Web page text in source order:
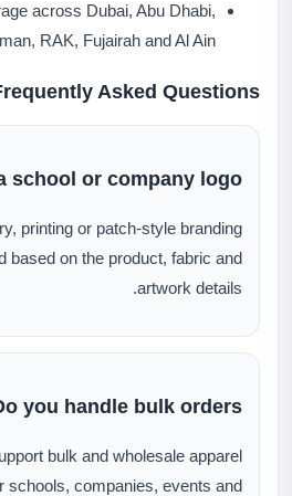
across Dubai, Abu Dhabi,
RAK, Fujairah and Al Ain.
Asked Questions
school or company logo?
printing or patch-style branding
based on the product, fabric and
artwork details.
you handle bulk orders?
bulk and wholesale apparel
schools, companies, events and